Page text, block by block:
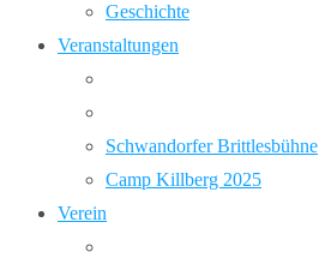
Geschichte
Veranstaltungen
Schwandorfer Brittlesbühne
Camp Killberg 2025
Verein